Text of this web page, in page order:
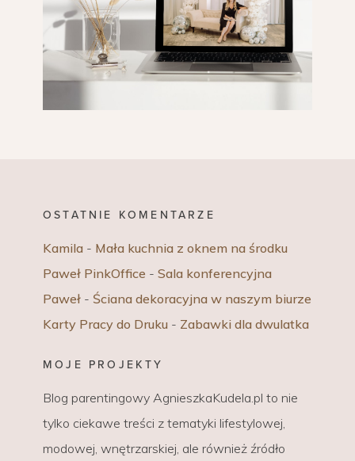
OSTATNIE KOMENTARZE
Kamila - Mała kuchnia z oknem na środku
Paweł PinkOffice - Sala konferencyjna
Paweł - Ściana dekoracyjna w naszym biurze
Karty Pracy do Druku - Zabawki dla dwulatka
MOJE PROJEKTY
Blog parentingowy AgnieszkaKudela.pl to nie
tylko ciekawe treści z tematyki lifestylowej,
modowej, wnętrzarskiej, ale również źródło